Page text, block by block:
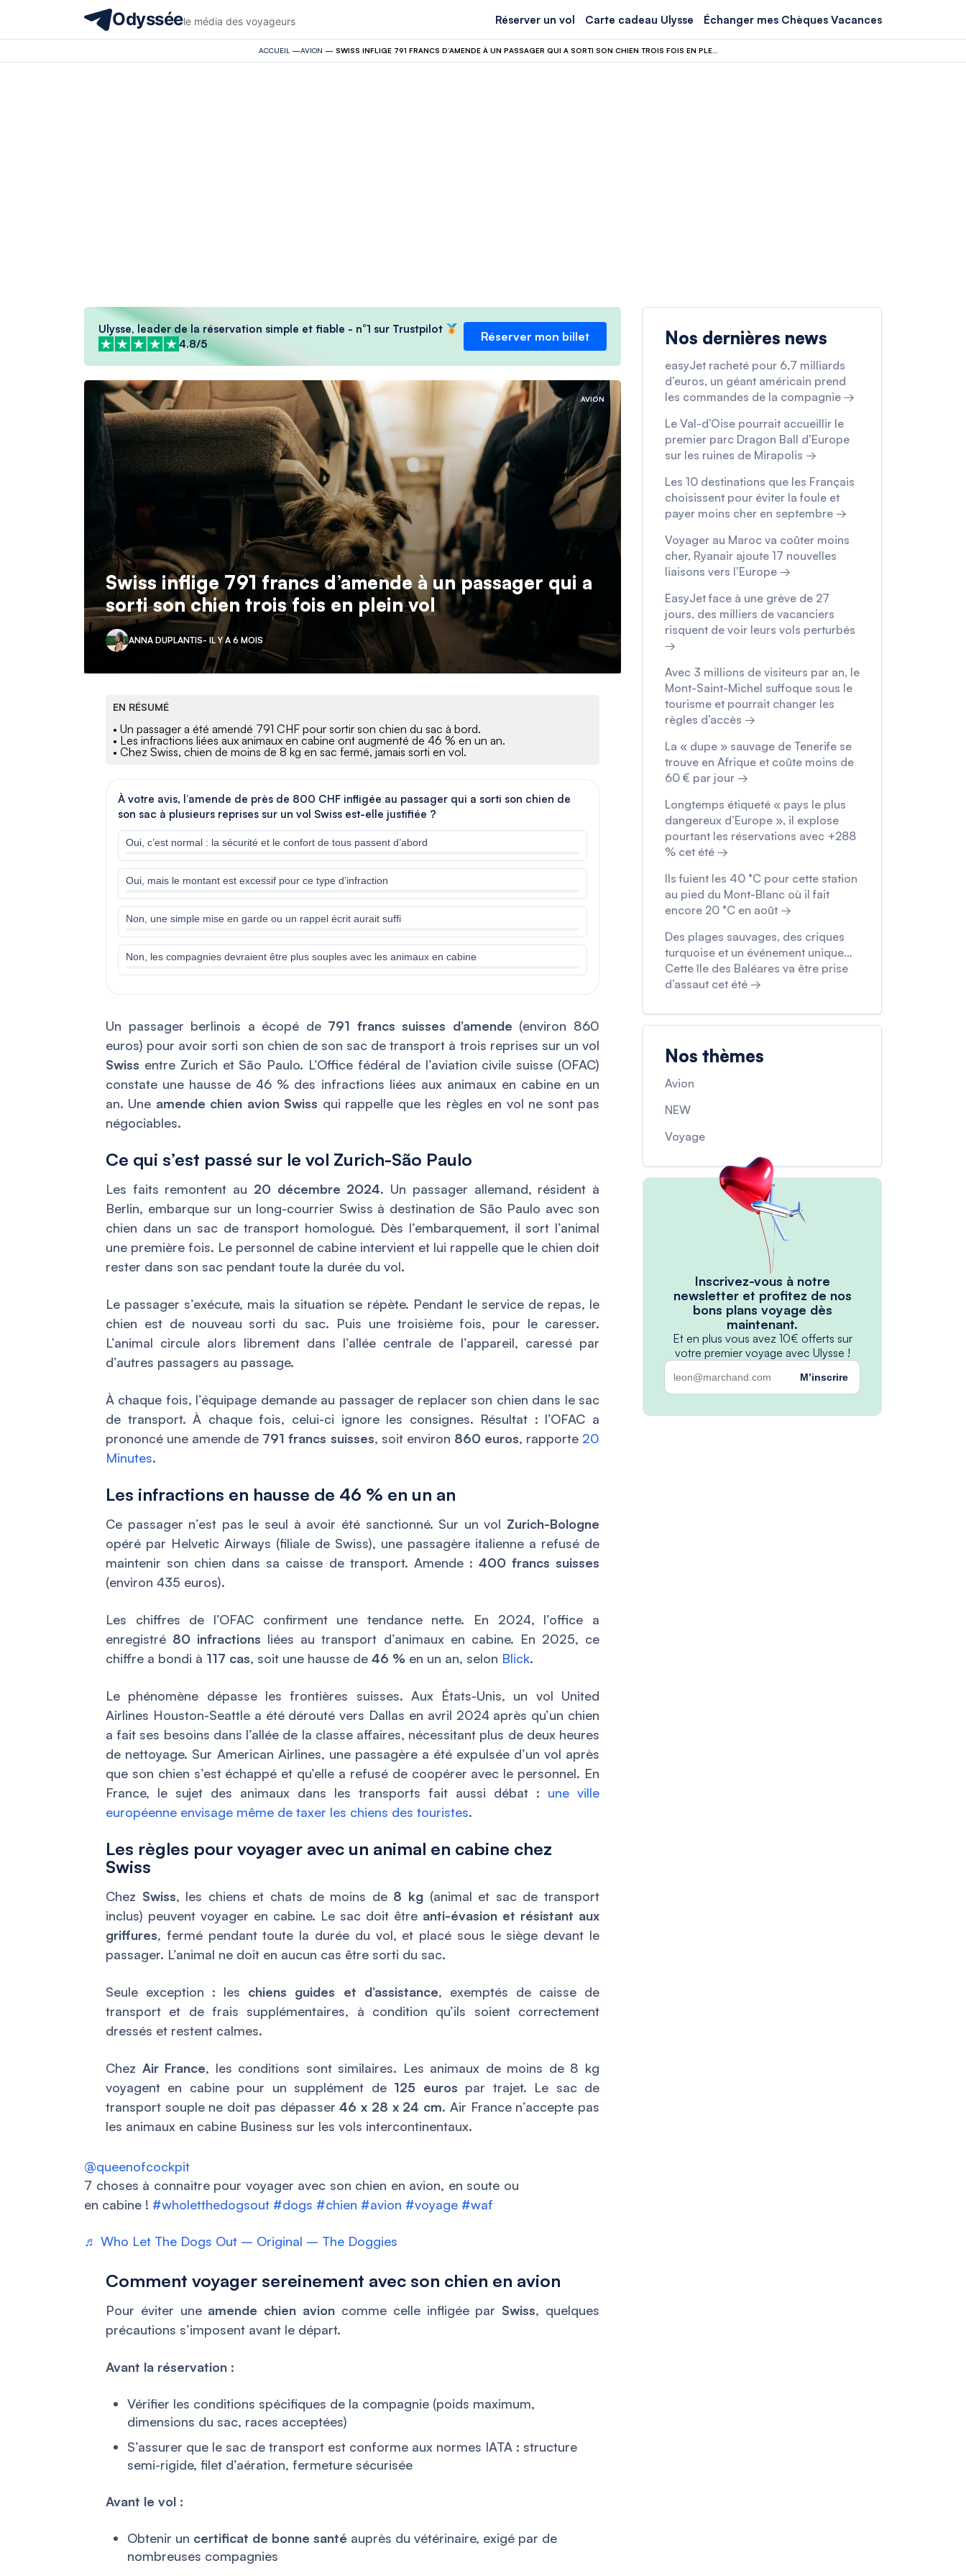
Odysséele média des voyageurs Réserver un vol Carte cadeau Ulysse Échanger mes Chèques Vacances
ACCUEIL —AVION —
Ulysse, leader de la réservation simple et fiable - n°1 sur Trustpilot
4.8/5
Réserver mon billet
AVION
Swiss inflige 791 francs d’amende à un passager qui a
sorti son chien trois fois en plein vol
ANNA DUPLANTIS- IL Y A 6 MOIS
EN RÉSUMÉ
• Un passager a été amendé 791 CHF pour sortir son chien du sac à bord.
• Les infractions liées aux animaux en cabine ont augmenté de 46 % en un an.
• Chez Swiss, chien de moins de 8 kg en sac fermé, jamais sorti en vol.
À votre avis, l’amende de près de 800 CHF infligée au passager qui a sorti son chien de
son sac à plusieurs reprises sur un vol Swiss est-elle justifiée ?
Oui, c’est normal : la sécurité et le confort de tous passent d’abord
Oui, mais le montant est excessif pour ce type d’infraction
Non, une simple mise en garde ou un rappel écrit aurait suffi
Non, les compagnies devraient être plus souples avec les animaux en cabine
Un passager berlinois a écopé de 791 francs suisses d’amende (environ 860
euros) pour avoir sorti son chien de son sac de transport à trois reprises sur un vol
Swiss entre Zurich et São Paulo. L’Office fédéral de l’aviation civile suisse (OFAC)
constate une hausse de 46 % des infractions liées aux animaux en cabine en un
an. Une amende chien avion Swiss qui rappelle que les règles en vol ne sont pas
négociables.
Ce qui s’est passé sur le vol Zurich-São Paulo
Les faits remontent au 20 décembre 2024. Un passager allemand, résident à
Berlin, embarque sur un long-courrier Swiss à destination de São Paulo avec son
chien dans un sac de transport homologué. Dès l’embarquement, il sort l’animal
une première fois. Le personnel de cabine intervient et lui rappelle que le chien doit
rester dans son sac pendant toute la durée du vol.
Le passager s’exécute, mais la situation se répète. Pendant le service de repas, le
chien est de nouveau sorti du sac. Puis une troisième fois, pour le caresser.
L’animal circule alors librement dans l’allée centrale de l’appareil, caressé par
d’autres passagers au passage.
À chaque fois, l’équipage demande au passager de replacer son chien dans le sac
de transport. À chaque fois, celui-ci ignore les consignes. Résultat : l’OFAC a
prononcé une amende de 791 francs suisses, soit environ 860 euros, rapporte 20
Minutes.
Les infractions en hausse de 46 % en un an
Ce passager n’est pas le seul à avoir été sanctionné. Sur un vol Zurich-Bologne
opéré par Helvetic Airways (filiale de Swiss), une passagère italienne a refusé de
maintenir son chien dans sa caisse de transport. Amende : 400 francs suisses
(environ 435 euros).
Les chiffres de l’OFAC confirment une tendance nette. En 2024, l’office a
enregistré 80 infractions liées au transport d’animaux en cabine. En 2025, ce
chiffre a bondi à 117 cas, soit une hausse de 46 % en un an, selon Blick.
Le phénomène dépasse les frontières suisses. Aux États-Unis, un vol United
Airlines Houston-Seattle a été dérouté vers Dallas en avril 2024 après qu’un chien
a fait ses besoins dans l’allée de la classe affaires, nécessitant plus de deux heures
de nettoyage. Sur American Airlines, une passagère a été expulsée d’un vol après
que son chien s’est échappé et qu’elle a refusé de coopérer avec le personnel. En
France, le sujet des animaux dans les transports fait aussi débat : une ville
européenne envisage même de taxer les chiens des touristes.
Les règles pour voyager avec un animal en cabine chez
Swiss
Chez Swiss, les chiens et chats de moins de 8 kg (animal et sac de transport
inclus) peuvent voyager en cabine. Le sac doit être anti-évasion et résistant aux
griffures, fermé pendant toute la durée du vol, et placé sous le siège devant le
passager. L’animal ne doit en aucun cas être sorti du sac.
Seule exception : les chiens guides et d’assistance, exemptés de caisse de
transport et de frais supplémentaires, à condition qu’ils soient correctement
dressés et restent calmes.
Chez Air France, les conditions sont similaires. Les animaux de moins de 8 kg
voyagent en cabine pour un supplément de 125 euros par trajet. Le sac de
transport souple ne doit pas dépasser46 x 28 x 24 cm. Air France n’accepte pas
les animaux en cabine Business sur les vols intercontinentaux.
@queenofcockpit
7 choses à connaitre pour voyager avec son chien en avion, en soute ou
en cabine ! #wholetthedogsout #dogs #chien #avion #voyage #waf
♬ Who Let The Dogs Out – Original – The Doggies
Comment voyager sereinement avec son chien en avion
Pour éviter une amende chien avion comme celle infligée par Swiss, quelques
précautions s’imposent avant le départ.
Avant la réservation :
Vérifier les conditions spécifiques de la compagnie (poids maximum,
dimensions du sac, races acceptées)
S’assurer que le sac de transport est conforme aux normes IATA : structure
semi-rigide, filet d’aération, fermeture sécurisée
Avant le vol :
Obtenir un certificat de bonne santé auprès du vétérinaire, exigé par de
nombreuses compagnies
Nos dernières news
easyJet racheté pour 6,7 milliards
d’euros, un géant américain prend
les commandes de la compagnie →
Le Val-d’Oise pourrait accueillir le
premier parc Dragon Ball d’Europe
sur les ruines de Mirapolis →
Les 10 destinations que les Français
choisissent pour éviter la foule et
payer moins cher en septembre →
Voyager au Maroc va coûter moins
cher, Ryanair ajoute 17 nouvelles
liaisons vers l’Europe →
EasyJet face à une grève de 27
jours, des milliers de vacanciers
risquent de voir leurs vols perturbés
→
Avec 3 millions de visiteurs par an, le
Mont-Saint-Michel suffoque sous le
tourisme et pourrait changer les
règles d’accès →
La « dupe » sauvage de Tenerife se
trouve en Afrique et coûte moins de
60 € par jour →
Longtemps étiqueté « pays le plus
dangereux d’Europe », il explose
pourtant les réservations avec +288
% cet été →
Ils fuient les 40 °C pour cette station
au pied du Mont-Blanc où il fait
encore 20 °C en août →
Des plages sauvages, des criques
turquoise et un événement unique…
Cette île des Baléares va être prise
d’assaut cet été →
Nos thèmes
Avion
NEW
Voyage
Inscrivez-vous à notre
newsletter et profitez de nos
bons plans voyage dès
maintenant.
Et en plus vous avez 10€ offerts sur
votre premier voyage avec Ulysse !
M’inscrire